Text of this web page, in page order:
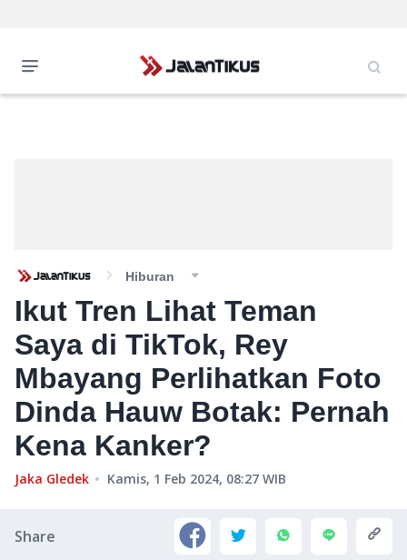
Hiburan
Ikut Tren Lihat Teman
Saya di TikTok, Rey
Mbayang Perlihatkan Foto
Dinda Hauw Botak: Pernah
Kena Kanker?
Jaka Gledek Kamis, 1 Feb 2024, 08:27 WIB
Share